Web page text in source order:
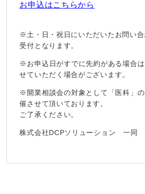
お申込はこちらから
※土・日・祝日にいただいたお問い
受付となります。
※お申込日がすでに先約がある場合
せていただく場合がございます。
※開業相談会の対象として「医科」
催させて頂いております。
ご了承ください。
株式会社DCPソリューション 一同